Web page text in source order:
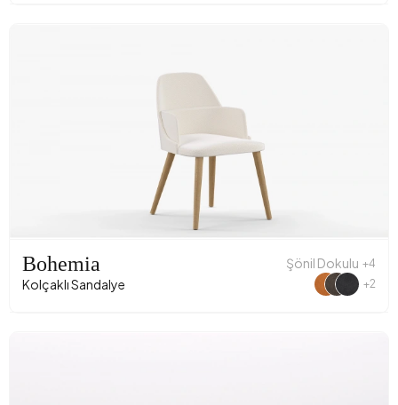
Bohemia
Kolçaklı Sandalye
Şönil Dokulu +4
+2